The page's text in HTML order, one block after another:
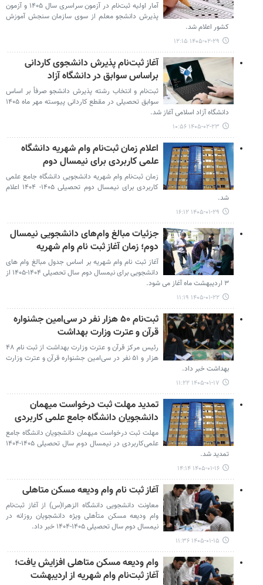
آمار اولیه ثبت‌نام‌ در آزمون‌ سراسری‌ سال‌ ۱۴۰۵ و آزمون
پذیرش دانشجو معلم از سوی سازمان سنجش آموزش
کشور اعلام شد.
۱۴۰۵-۰۲-۲۹ ۱۲:۱۵
آغاز ثبت‌نام پذیرش دانشجوی کاردانی
براساس سوابق در دانشگاه آزاد
ثبت‌نام و انتخاب رشته پذیرش دانشجو صرفاً بر اساس
سوابق تحصیلی در مقطع کاردانی پیوسته مهر ماه ۱۴۰۵
دانشگاه آزاد اسلامی آغاز شد.
۱۴۰۵-۰۲-۲۳ ۱۰:۵۶
اعلام زمان ثبت‌نام وام شهریه دانشگاه
علمی کاربردی برای نیمسال دوم
زمان ثبت‌نام وام شهریه دانشجویی دانشگاه جامع علمی
کاربردی برای نیمسال دوم تحصیلی ۱۴۰۵- ۱۴۰۴ اعلام
شد.
۱۴۰۵-۰۱-۲۹ ۱۶:۱۲
جزئیات مبالغ وام‌های دانشجویی نیمسال
دوم؛ زمان آغاز ثبت نام وام شهریه
آغاز ثبت نام وام شهریه بر اساس جدول مبالغ وام های
دانشجویی برای نیمسال دوم سال تحصیلی ۱۴۰۴-۱۴۰۵ از
۳ اردیبهشت ماه آغاز می شود.
۱۴۰۵-۰۱-۲۲ ۱۱:۱۹
ثبت‌نام ۵۰ هزار نفر در سی‌امین جشنواره
قرآن و عترت وزارت بهداشت
رئیس مرکز قرآن و عترت وزارت بهداشت از ثبت نام ۴۸
هزار و ۵۱ نفر در سی‌امین جشنواره قرآن و عترت وزارت
بهداشت خبر داد.
۱۴۰۵-۰۱-۱۷ ۱۱:۲۲
تمدید مهلت ثبت درخواست میهمان
دانشجویان دانشگاه جامع علمی کاربردی
مهلت ثبت درخواست میهمان دانشجویان دانشگاه جامع
علمی‌کاربردی در نیمسال دوم سال تحصیلی ۱۴۰۵-۱۴۰۴
تمدید شد.
۱۴۰۵-۰۱-۱۶ ۱۴:۱۴
آغاز ثبت نام‌ وام‌ ودیعه مسکن متاهلی
معاونت دانشجویی دانشگاه الزهرا(س) از آغاز ثبت‌نام
وام ودیعه مسکن متأهلی ویژه دانشجویان روزانه در
نیمسال دوم سال تحصیلی ۱۴۰۵-۱۴۰۴ خبر داد.
۱۴۰۵-۰۱-۱۵ ۱۱:۳۶
وام ودیعه مسکن متاهلی افزایش یافت؛
آغاز ثبت‌نام وام شهریه از اردیبهشت